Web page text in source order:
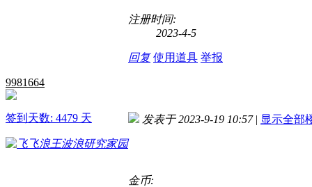
注册时间:
2023-4-5
回复 使用道具 举报
9981664
签到天数: 4479 天 发表于 2023-9-19 10:57 | 显示全部
金币: